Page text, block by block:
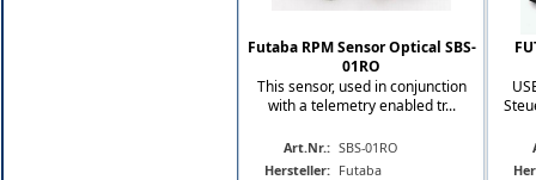
Futaba RPM Sensor Optical SBS-
01RO
This sensor, used in conjunction
with a telemetry enabled tr...
Art.Nr.: SBS-01RO
Hersteller: Futaba